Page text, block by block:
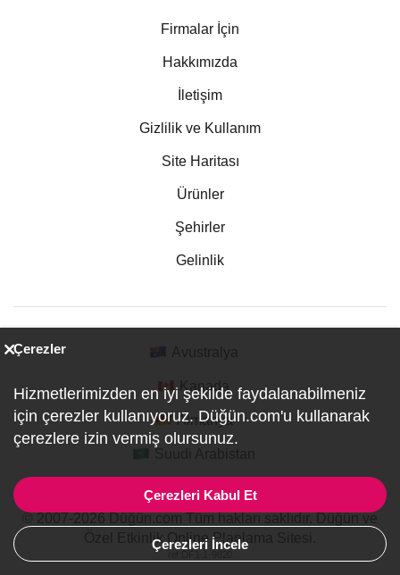
Firmalar İçin
Hakkımızda
İletişim
Gizlilik ve Kullanım
Site Haritası
Ürünler
Şehirler
Gelinlik
Kanada
Almanya
Özel Etkinlik Online Planlama Sitesi.
Çerezler
Hizmetlerimizden en iyi şekilde faydalanabilmeniz
için çerezler kullanıyoruz. Düğün.com'u kullanarak
çerezlere izin vermiş olursunuz.
Çerezleri Kabul Et
Çerezleri İncele